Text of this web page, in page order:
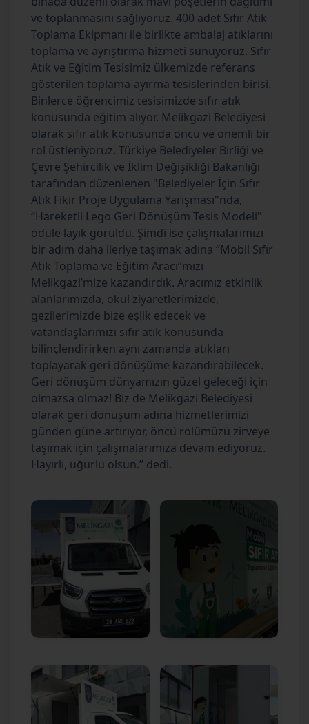
ve toplanmasını sağlıyoruz. 400 adet Sıfır Atık
Toplama Ekipmanı ile birlikte ambalaj atıklarını
toplama ve ayrıştırma hizmeti sunuyoruz. Sıfır
Atık ve Eğitim Tesisimiz ülkemizde referans
gösterilen toplama-ayırma tesislerinden birisi.
Binlerce öğrencimiz tesisimizde sıfır atık
konusunda eğitim alıyor. Melikgazi Belediyesi
olarak sıfır atık konusunda öncü ve önemli bir
rol üstleniyoruz. Türkiye Belediyeler Birliği ve
Çevre Şehircilik ve İklim Değişikliği Bakanlığı
tarafından düzenlenen "Belediyeler İçin Sıfır
Atık Fikir Proje Uygulama Yarışması"nda,
“Hareketli Lego Geri Dönüşüm Tesis Modeli"
ödüle layık görüldü. Şimdi ise çalışmalarımızı
bir adım daha ileriye taşımak adına “Mobil Sıfır
Atık Toplama ve Eğitim Aracı”mızı
Melikgazi’mize kazandırdık. Aracımız etkinlik
alanlarımızda, okul ziyaretlerimizde,
gezilerimizde bize eşlik edecek ve
vatandaşlarımızı sıfır atık konusunda
bilinçlendirirken aynı zamanda atıkları
toplayarak geri dönüşüme kazandırabilecek.
Geri dönüşüm dünyamızın güzel geleceği için
olmazsa olmaz! Biz de Melikgazi Belediyesi
olarak geri dönüşüm adına hizmetlerimizi
günden güne artırıyor, öncü rolümüzü zirveye
taşımak için çalışmalarımıza devam ediyoruz.
Hayırlı, uğurlu olsun.” dedi.